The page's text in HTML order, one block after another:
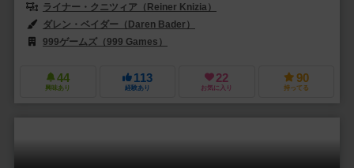
ライナー・クニツィア（Reiner Knizia）
ダレン・ベイダー（Daren Bader）
999ゲームズ（999 Games）
44
興味あり
113
経験あり
22
お気に入り
90
持ってる